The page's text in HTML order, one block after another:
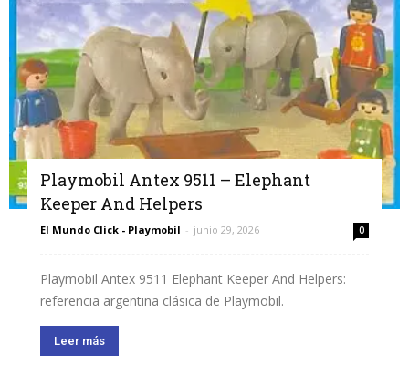
Playmobil Antex 9511 – Elephant
Keeper And Helpers
El Mundo Click - Playmobil - junio 29, 2026 0
Playmobil Antex 9511 Elephant Keeper And Helpers:
referencia argentina clásica de Playmobil.
Leer más